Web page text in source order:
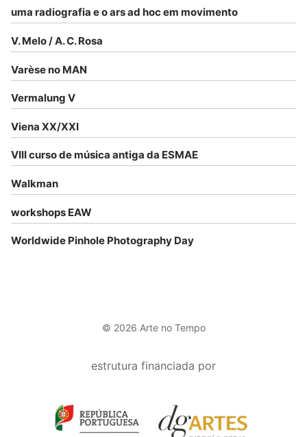
uma radiografia e o ars ad hoc em movimento
V. Melo / A. C. Rosa
Varèse no MAN
Vermalung V
Viena XX/XXI
VIII curso de música antiga da ESMAE
Walkman
workshops EAW
Worldwide Pinhole Photography Day
© 2026 Arte no Tempo
estrutura financiada por